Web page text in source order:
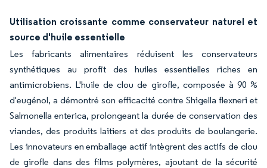
Utilisation croissante comme conservateur naturel et
source d'huile essentielle
Les fabricants alimentaires réduisent les conservateurs
synthétiques au profit des huiles essentielles riches en
antimicrobiens. L'huile de clou de girofle, composée à 90 %
d'eugénol, a démontré son efficacité contre Shigella flexneri et
Salmonella enterica, prolongeant la durée de conservation des
viandes, des produits laitiers et des produits de boulangerie.
Les innovateurs en emballage actif intègrent des actifs de clou
de girofle dans des films polymères, ajoutant de la sécurité